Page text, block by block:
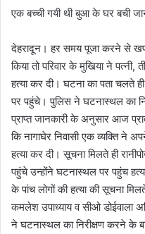
a
i
l
एक बच्ची गयी थी बुआ के घर बची
देहरादून। हर समय पूजा करने से
किया तो परिवार के मुखिया ने पत्नी,
हत्या कर दी। घटना का पता चलते
पर पहुंचे। पुलिस ने घटनास्थल का
प्राप्त जानकारी के अनुसार आज
कि नागाघेर निवासी एक व्यक्ति ने
हत्या कर दी। सूचना मिलते ही
पहुंचे उन्होंने घटनास्थल पर पहुंच
के पांच लोगों की हत्या की सूचना
कमलेश उपाध्याय व सीओ डोईवाला
ने घटनास्थल का निरीक्षण करने के